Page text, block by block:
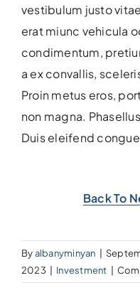
vestibulum justo
erat miunc vehicula
condimentum,
a ex convallis,
Proin metus eros,
non magna.
Duis eleifend
Back To
Byalbanyminyan
2023
Investment